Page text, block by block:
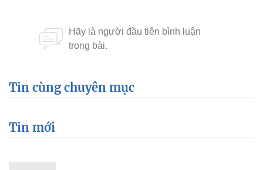
Tin cùng chuyên mục
Tin mới